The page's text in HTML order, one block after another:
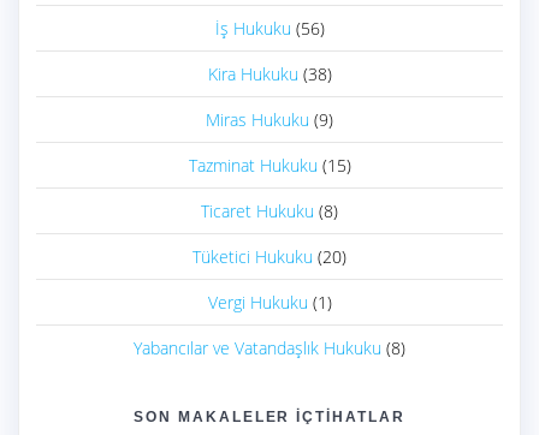
İş Hukuku (56)
Kira Hukuku (38)
Miras Hukuku (9)
Tazminat Hukuku (15)
Ticaret Hukuku (8)
Tüketici Hukuku (20)
Vergi Hukuku (1)
Yabancılar ve Vatandaşlık Hukuku (8)
SON MAKALELER İÇTIHATLAR